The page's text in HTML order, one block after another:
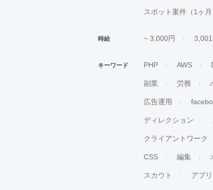
スポット案件（1ヶ月
時給 ~ 3,000円
キーワード PHP AWS
副業 労務
広告運用
ディレクション
クライアントワーク
CSS 編集
スカウト アプリ